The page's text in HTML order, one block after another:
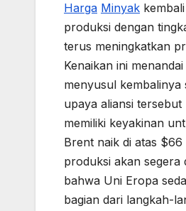
Harga Minyak
produksi dengan
terus meningkatkan
Kenaikan ini
menyusul
upaya aliansi
memiliki keyakinan
Brent naik di atas
produksi akan segera
bahwa Uni Eropa
bagian dari langkah-